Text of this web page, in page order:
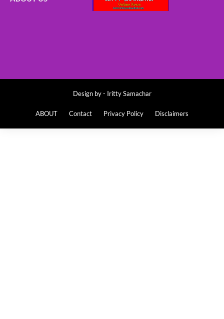
Design by - Iritty Samachar
ABOUT Contact Privacy Policy Disclaimers